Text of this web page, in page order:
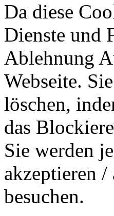
Da diese
Dienste und
Ablehnung
Webseite.
löschen,
das
Sie werden
akzeptieren /
besuchen.